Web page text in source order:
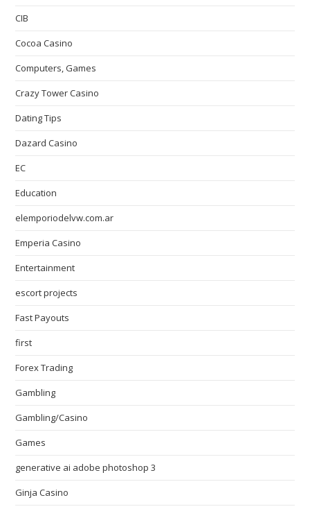
CIB
Cocoa Casino
Computers, Games
Crazy Tower Сasino
Dating Tips
Dazard Casino
EC
Education
elemporiodelvw.com.ar
Emperia Casino
Entertainment
escort projects
Fast Payouts
first
Forex Trading
Gambling
Gambling/Casino
Games
generative ai adobe photoshop 3
Ginja Casino